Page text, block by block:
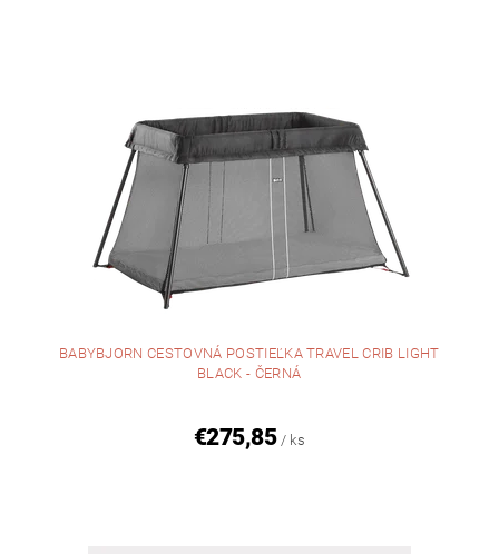
BABYBJORN CESTOVNÁ POSTIEĽKA TRAVEL CRIB LIGHT
BLACK - ČERNÁ
€275,85 / ks